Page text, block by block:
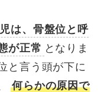
は、骨盤位と呼
が正常 となりま
と言う頭が下に
何らかの原因で